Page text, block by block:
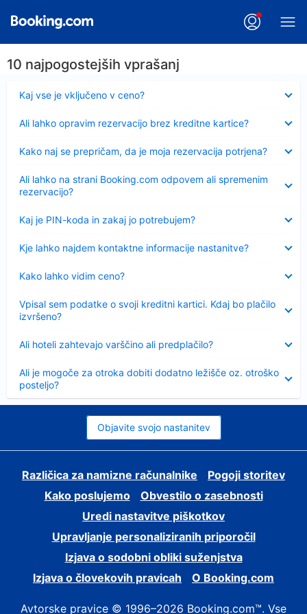
10 najpogostejših vprašanj
Kaj vse je vključeno v ceno?
Ali lahko opravim rezervacijo brez kreditne kartice?
Kako naj se prepričam, da je moja rezervacija potrjena?
Ali lahko na strani Booking.com odpovem ali spremenim
rezervacijo?
Kaj je PIN-koda in zakaj jo potrebujem?
Kje lahko najdem kontaktne informacije nastanitve?
Kako lahko vidim ceno?
Vpisal sem podatke o svoji kreditni kartici. Kdaj bo plačilo
izvršeno?
Ali hoteli zahtevajo varščino ali predplačilo?
Ali je mogoče za otroka dobiti dodatno ležišče oz. otroško
posteljo?
Objavite svojo nastanitev
Različica za namizne računalnike
Pogoji storitev
Kako poslujemo
Obvestilo o zasebnosti
Uredi nastavitve piškotkov
Upravljanje personaliziranih priporočil
Izjava o sodobni obliki suženjstva
Izjava o človekovih pravicah
O Booking.com
Avtorske pravice © 1996–2026 Booking.com™. Vse